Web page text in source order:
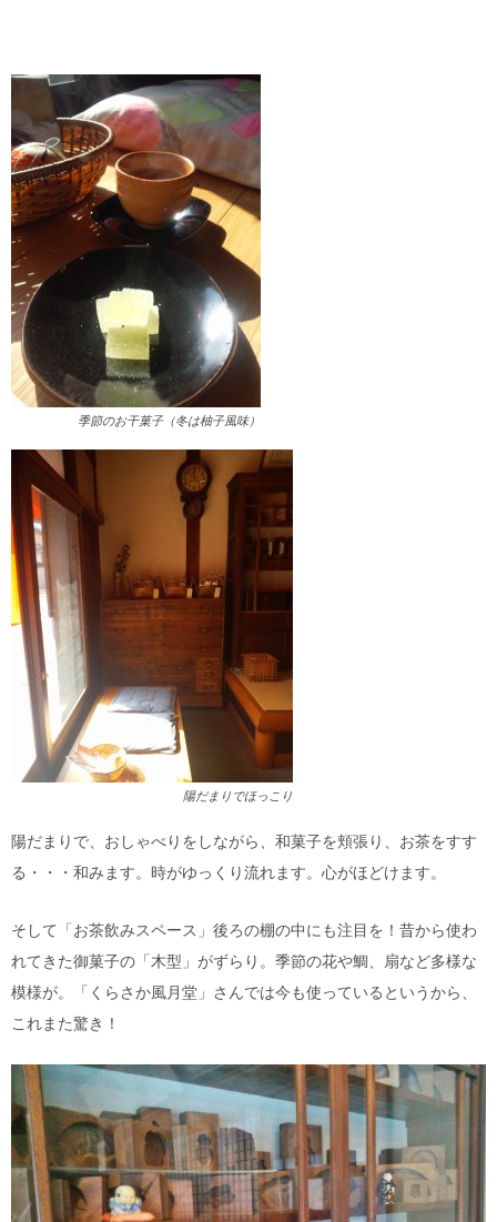
季節のお干菓子（冬は柚子風味）
陽だまりでほっこり
陽だまりで、おしゃべりをしながら、和菓子を頬張り、お茶をすす
る・・・和みます。時がゆっくり流れます。心がほどけます。
そして「お茶飲みスペース」後ろの棚の中にも注目を！昔から使わ
れてきた御菓子の「木型」がずらり。季節の花や鯛、扇など多様な
模様が。「くらさか風月堂」さんでは今も使っているというから、
これまた驚き！